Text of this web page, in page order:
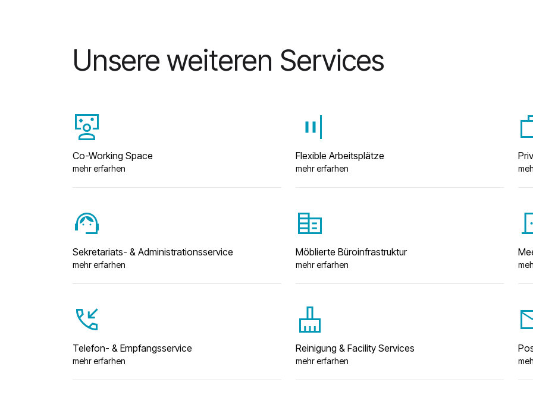
Unsere weiteren Services
interactive_space
Co-Working Space
mehr erfarhen
align_justify_flex_end
Flexible Arbeitsplätze
mehr erfarhen
support_agent
Sekretariats- & Administrationsservice
mehr erfarhen
corporate_fare
Möblierte Büroinfrastruktur
mehr erfarhen
phone_callback
Telefon- & Empfangsservice
mehr erfarhen
cleaning_services
Reinigung & Facility Services
mehr erfarhen